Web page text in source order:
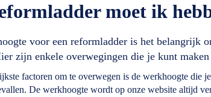
moet ik
voor een reformladder is het belangrijk
zijn enkele overwegingen die je kunt
factoren om te overwegen is de werkhoogte
De werkhoogte wordt op onze website altijd